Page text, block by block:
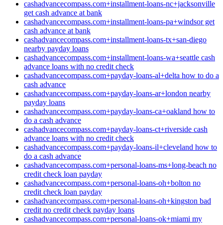
cashadvancecompass.com+installment-loans-nc+jacksonville
get cash advance at bank
cashadvancecompass.com+installment-loans-pa+windsor get
cash advance at bank
cashadvancecompass.com+installment-loans-tx+san-diego
nearby payday loans
cashadvancecompass.com+installment-loans-wa+seattle cash
advance loans with no credit check
cashadvancecompass.com+payday-loans-al+delta how to do a
cash advance
cashadvancecompass.com+payday-loans-ar+london nearby
payday loans
cashadvancecompass.com+payday-loans-ca+oakland how to
do a cash advance
cashadvancecompass.com+payday-loans-ct+riverside cash
advance loans with no credit check
cashadvancecompass.com+payday-loans-il+cleveland how to
do a cash advance
cashadvancecompass.com+personal-loans-ms+long-beach no
credit check loan payday
cashadvancecompass.com+personal-loans-oh+bolton no
credit check loan payday
cashadvancecompass.com+personal-loans-oh+kingston bad
credit no credit check payday loans
cashadvancecompass.com+personal-loans-ok+miami my